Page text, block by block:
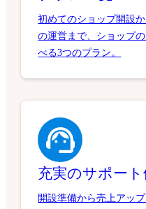
初めてのショップ開設
の運営まで、ショップ
べる3つのプラン。
充実のサポート
開設準備から売上アッ